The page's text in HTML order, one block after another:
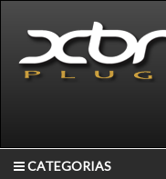
CATEGORIAS